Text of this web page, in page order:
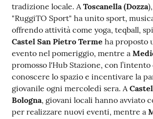
tradizione locale. A Toscanella (Dozza
"RuggiTO Sport" ha unito sport,
offrendo attività come yoga, teqball,
Castel San Pietro Terme ha proposto
evento nel pomeriggio, mentre a
promosso l'Hub Stazione, con
conoscere lo spazio e incentivare la
giovanile ogni mercoledì sera. A
Bologna, giovani locali hanno avviato
per realizzare nuovi eventi, mentre a